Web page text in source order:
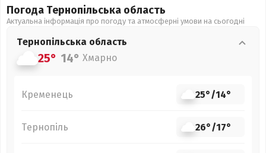
Погода Тернопільська область
Актуальна інформація про погоду та атмосферні умови на сьогодні
Тернопільська область
25° 14° Хмарно
Кременець 25°/14°
Тернопіль 26°/17°